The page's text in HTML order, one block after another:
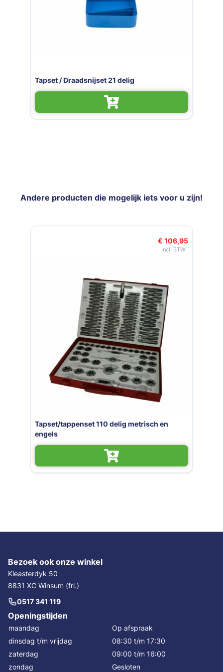
Tapkruk met ratel 2 x 100mm
Andere producten die mogelijk iets voor u zijn!
Navigeren door de elementen van de carrousel is mogelijk met
Druk om carrousel over te slaan
€ 106,95
Tapset/tappenset 110 delig metrisch en
engels
Bezoek ook onze winkel
Kleasterdyk 50
8831 XC Winsum (frl.)
0517 341 119
Openingstijden
maandag
Op afspraak
dinsdag t/m vrijdag
08:30 t/m 17:30
zaterdag
09:00 t/m 16:00
zondag
Gesloten